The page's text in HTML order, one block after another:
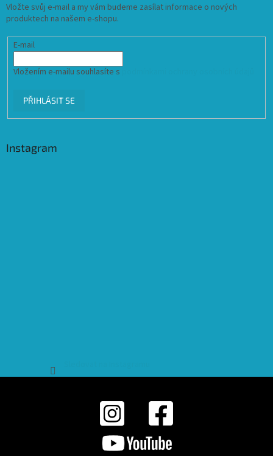
Vložte svůj e-mail a my vám budeme zasílat informace o nových
produktech na našem e-shopu.
E-mail
Vložením e-mailu souhlasíte s
PŘIHLÁSIT SE
Instagram